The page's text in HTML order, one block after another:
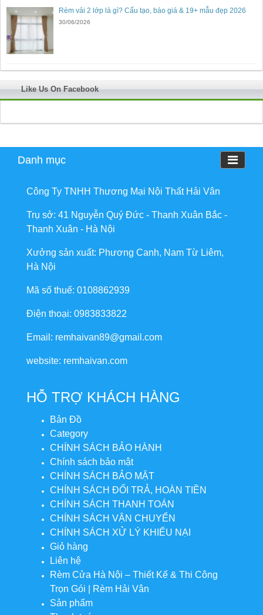
Rèm vải 2 lớp là gì? Cấu tạo, báo giá & 19+ mẫu đẹp 2026
30/06/2026
Like Us On Facebook
Danh mục
Công Ty TNHH Thương Mại Nội Thất Hải Vân
Trụ sở: 41 Nguyễn Quý Đức - Thanh Xuân Bắc -
Thanh Xuân - Hà Nội
Xưởng sản xuất: Phương Canh, Nam Từ Liêm,
Hà Nội
Mã số thuế: 0108862939
Điện thoại: 0983833822
Email: remhaivan89@gmail.com
website: remhaivan.com
HỖ TRỢ KHÁCH HÀNG
Bản Đồ
Category
CHÍNH SÁCH BẢO HÀNH
Chính sách bảo mật
CHÍNH SÁCH BẢO MẬT
CHÍNH SÁCH ĐỔI TRẢ, HOÀN TIỀN
CHÍNH SÁCH THANH TOÁN
CHÍNH SÁCH VẬN CHUYỂN
CHÍNH SÁCH XỬ LÝ KHIẾU NẠI
Giỏ hàng
Liên hệ
Rèm Cửa Hà Nội – Thiết Kế & Thi Công
Trọn Gói | Rèm Hải Vân
Sản phẩm